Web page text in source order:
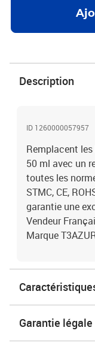
Description
ID 1260000057957
Remplacent les
50 ml avec un
toutes les
STMC, CE,
garantie une
Vendeur
Marque
Garantie légale